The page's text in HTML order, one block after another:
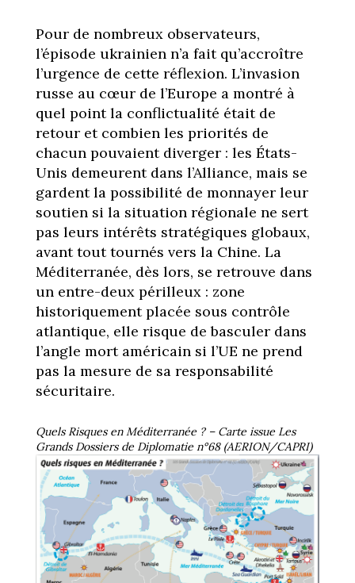
Pour de nombreux observateurs,
l’épisode ukrainien n’a fait qu’accroître
l’urgence de cette réflexion. L’invasion
russe au cœur de l’Europe a montré à
quel point la conflictualité était de
retour et combien les priorités de
chacun pouvaient diverger : les États-
Unis demeurent dans l’Alliance, mais se
gardent la possibilité de monnayer leur
soutien si la situation régionale ne sert
pas leurs intérêts stratégiques globaux,
avant tout tournés vers la Chine. La
Méditerranée, dès lors, se retrouve dans
un entre-deux périlleux : zone
historiquement placée sous contrôle
atlantique, elle risque de basculer dans
l’angle mort américain si l’UE ne prend
pas la mesure de sa responsabilité
sécuritaire.
Quels Risques en Méditerranée ? – Carte issue Les
Grands Dossiers de Diplomatie n°68 (AERION/CAPRI)